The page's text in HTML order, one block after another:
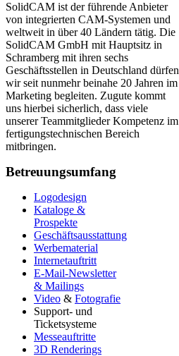
SolidCAM ist der führende Anbieter
von integrierten CAM-Systemen und
weltweit in über 40 Ländern tätig. Die
SolidCAM GmbH mit Hauptsitz in
Schramberg mit ihren sechs
Geschäftsstellen in Deutschland dürfen
wir seit nunmehr beinahe 20 Jahren im
Marketing begleiten. Zugute kommt
uns hierbei sicherlich, dass viele
unserer Teammitglieder Kompetenz im
fertigungstechnischen Bereich
mitbringen.
Betreuungsumfang
Logodesign
Kataloge &
Prospekte
Geschäftsausstattung
Werbematerial
Internetauftritt
E-Mail-Newsletter
& Mailings
Video & Fotografie
Support- und
Ticketsysteme
Messeauftritte
3D Renderings